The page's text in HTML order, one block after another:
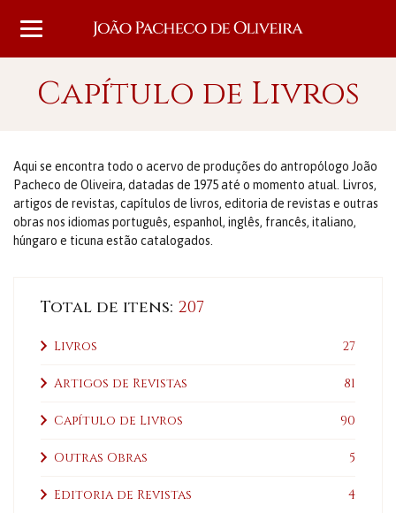
Capítulo de Livros
Aqui se encontra todo o acervo de produções do antropólogo João
Pacheco de Oliveira, datadas de 1975 até o momento atual. Livros,
artigos de revistas, capítulos de livros, editoria de revistas e outras
obras nos idiomas português, espanhol, inglês, francês, italiano,
húngaro e ticuna estão catalogados.
Total de itens: 207
Livros 27
Artigos de Revistas 81
Capítulo de Livros 90
Outras Obras 5
Editoria de Revistas 4